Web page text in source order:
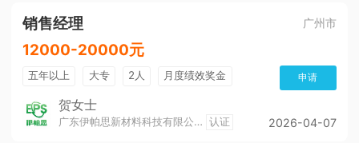
销售经理 广州市
12000-20000元
五年以上 大专 2人
月度绩效奖金
双休
工作餐
奖励制度
培训及职业生涯
环境好
申请
贺女士
广东伊帕思新材料科技有限公司 认证 2026-04-07